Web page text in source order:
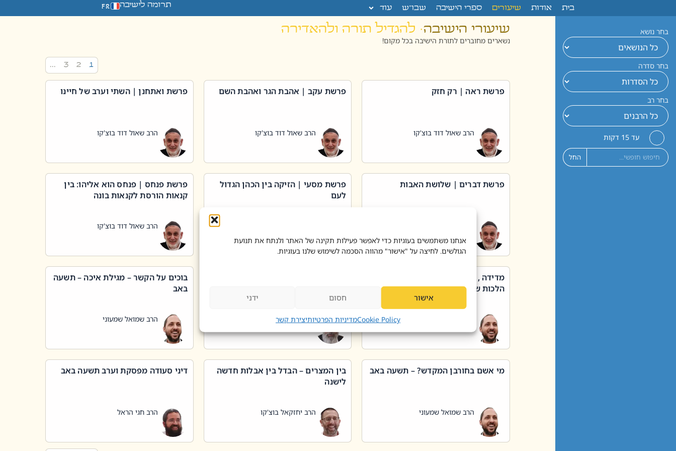
אנחנו משתמשים בעוגיות כדי לאפשר פעילות תקינה של האתר ולנתח את תנועת
הגולשים. לחיצה על "אישור" מהווה הסכמה לשימוש שלנו בעוגיות.
אישור חסום ידני
Cookie Policyמדיניות הפרטיותיצירת קשר
בית אודות שיעורים ספרי הישיבה שבו”ש עוד תרומה לישיבה FR
בחר נושא
בחר סדרה
בחר רב
עד 15 דקות
החל
שיעורי הישיבה· להגדיל תורה ולהאדירה
נשארים מחוברים לתורת הישיבה בכל מקום!
1
2
3
…
פרשת ראה | רק חזק
הרב שאול דוד בוצ'קו
פרשת עקב | אהבת הגר ואהבת השם
הרב שאול דוד בוצ'קו
פרשת ואתחנן | השתי וערב של חיינו
הרב שאול דוד בוצ'קו
פרשת דברים | שלושת האבות
פרשת מסעי | הזיקה בין הכהן הגדול
לעם
פרשת פנחס | פנחס הוא אליהו: בין
קנאות הורסת לקנאות בונה
הרב שאול דוד בוצ'קו
מדידה , קניה , שטיפת כלים בשבת –
הלכות שבת – סימן שכג
הרב יאיר בידני
בוכים על הקשר – מגילת איכה – תשעה
באב
הרב שמואל שמעוני
מי אשם בחורבן המקדש? – תשעה באב
הרב שמואל שמעוני
בין המצרים – הבדל בין אבלות חדשה
לישנה
הרב יחזקאל בוצ'קו
דיני סעודה מפסקת וערב תשעה באב
הרב חגי הראל